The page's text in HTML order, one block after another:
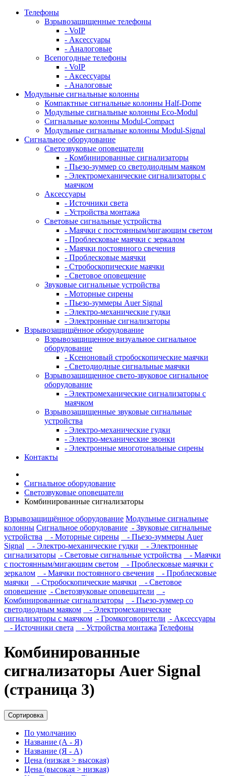
Телефоны
Взрывозащищенные телефоны
- VoIP
- Аксессуары
- Аналоговые
Всепогодные телефоны
- VoIP
- Аксессуары
- Аналоговые
Модульные сигнальные колонны
Компактные сигнальные колонны Half-Dome
Модульные сигнальные колонны Eco-Modul
Сигнальные колонны Modul-Compact
Модульные сигнальные колонны Modul-Signal
Сигнальное оборудование
Светозвуковые оповещатели
- Комбинированные сигнализаторы
- Пьезо-зуммер со светодиодным маяком
- Электромеханические сигнализаторы с
маячком
Аксессуары
- Источники света
- Устройства монтажа
Световые сигнальные устройства
- Маячки с постоянным/мигающим светом
- Проблесковые маячки с зеркалом
- Маячки постоянного свечения
- Проблесковые маячки
- Стробоскопические маячки
- Световое оповещение
Звуковые сигнальные устройства
- Моторные сирены
- Пьезо-зуммеры Auer Signal
- Электро-механические гудки
- Электронные сигнализаторы
Взрывозащищённое оборудование
Взрывозащищенное визуальное сигнальное
оборудование
- Ксеноновый стробоскопические маячки
- Светодиодные сигнальные маячки
Взрывозащищенное свето-звуковое сигнальное
оборудование
- Электромеханические сигнализаторы с
маячком
Взрывозащищенные звуковые сигнальные
устройства
- Электро-механические гудки
- Электро-механические звонки
- Электронные многотональные сирены
Контакты
Сигнальное оборудование
Светозвуковые оповещатели
Комбинированные сигнализаторы
Взрывозащищённое оборудование Модульные сигнальные
колонны Сигнальное оборудование - Звуковые сигнальные
устройства
- Моторные сирены
- Пьезо-зуммеры Auer
Signal
- Электро-механические гудки
- Электронные
сигнализаторы - Световые сигнальные устройства
- Маячки
с постоянным/мигающим светом
- Проблесковые маячки с
зеркалом
- Маячки постоянного свечения
- Проблесковые
маячки
- Стробоскопические маячки
- Световое
оповещение - Светозвуковые оповещатели
-
Комбинированные сигнализаторы
- Пьезо-зуммер со
светодиодным маяком
- Электромеханические
сигнализаторы с маячком - Громкоговорители - Аксессуары
- Источники света
- Устройства монтажа Телефоны
Комбинированные
сигнализаторы Auer Signal
(страница 3)
Сортировка
По умолчанию
Название (А - Я)
Название (Я - А)
Цена (низкая > высокая)
Цена (высокая > низкая)